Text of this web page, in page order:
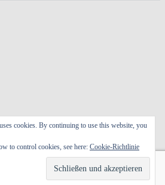
cookies. By continuing to use this website, you
to control cookies, see here: Cookie-Richtlinie